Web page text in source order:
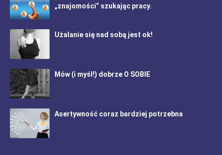
„znajomości” szukając pracy.
Użalanie się nad sobą jest ok!
Mów (i myśl!) dobrze O SOBIE
Asertywność coraz bardziej potrzebna